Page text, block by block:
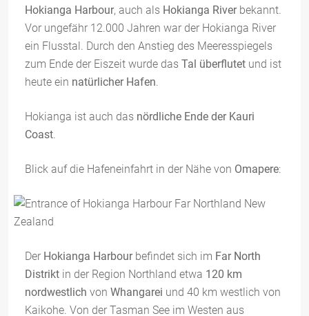
Hokianga Harbour, auch als Hokianga Riverbekannt.
Vor ungefähr 12.000 Jahren war der Hokianga River
ein Flusstal. Durch den Anstieg des Meeresspiegels
zum Ende der Eiszeit wurde das Tal überflutet und ist
heute ein natürlicher Hafen.
Hokianga ist auch das nördliche Ende der Kauri
Coast.
Blick auf die Hafeneinfahrt in der Nähe von Omapere:
Der Hokianga Harbourbefindet sich im Far North
Distrikt in der Region Northland etwa 120 km
nordwestlich von Whangarei und 40 km westlich von
Kaikohe. Von der Tasman See im Westen aus